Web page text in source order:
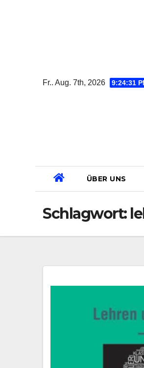
Fr.. Aug. 7th, 2026 9:24:31
ÜBER UNS
Schlagwort: